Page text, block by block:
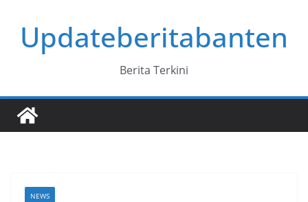
contentUpdateberitabanten
Berita Terkini
NEWS